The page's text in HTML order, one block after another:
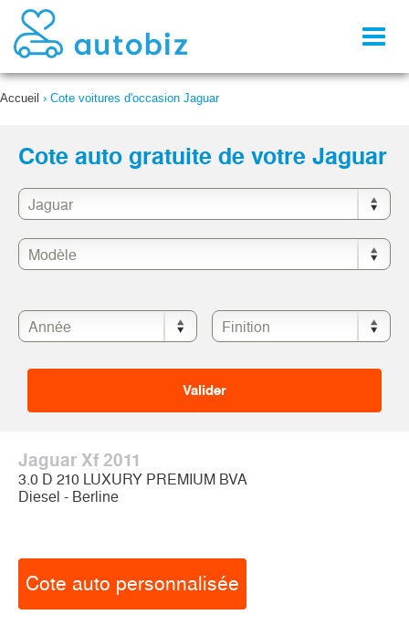
Accueil › Cote voitures d'occasion Jaguar
Cote auto gratuite de votre Jaguar
Jaguar Xf 2011
3.0 D 210 LUXURY PREMIUM BVA
Diesel - Berline
Cote auto personnalisée